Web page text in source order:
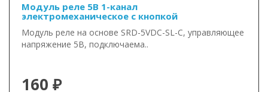
Модуль реле 5В 1-канал
электромеханическое с кнопкой
Модуль реле на основе SRD-5VDC-SL-C, управляющее
напряжение 5В, подключаема..
160 ₽